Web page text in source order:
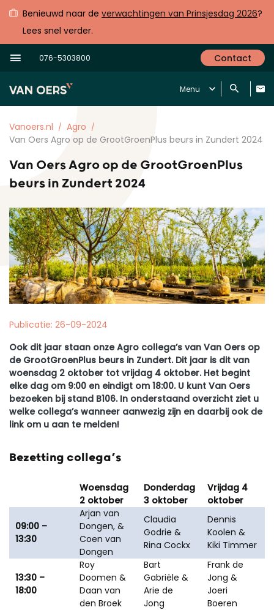
Benieuwd naar de verwachtingen van Prinsjesdag 2026?
Lees snel verder.
076-5303800 Contact
Menu
Vanoers.nl
Agro
Van Oers Agro op de GrootGroenPlus beurs in Zundert 2024
Van Oers Agro op de GrootGroenPlus
beurs in Zundert 2024
Publicatie: 26-09-2024
Ook dit jaar staan onze Agro collega’s van Van Oers op
de GrootGroenPlus beurs in Zundert. Dit jaar is dit van
woensdag 2 oktober tot vrijdag 4 oktober. Het begint
elke dag om 9:00 en eindigt om 18:00. U kunt Van Oers
bezoeken bij stand B106. In onderstaand overzicht ziet u
welke collega’s wanneer aanwezig zijn en daarbij ook de
link om u aan te melden!
Bezetting collega’s
Woensdag
2 oktober
Donderdag
3 oktober
Vrijdag 4
oktober
09:00 –
13:30
Arjan van
Dongen, &
Coen van
Dongen
Claudia
Godrie &
Rina Cockx
Dennis
Koolen &
Kiki Timmer
13:30 –
18:00
Roy
Doomen &
Daan van
den Broek
Bart
Gabriële &
Arie de
Jong
Frank de
Jong &
Joeri
Boeren